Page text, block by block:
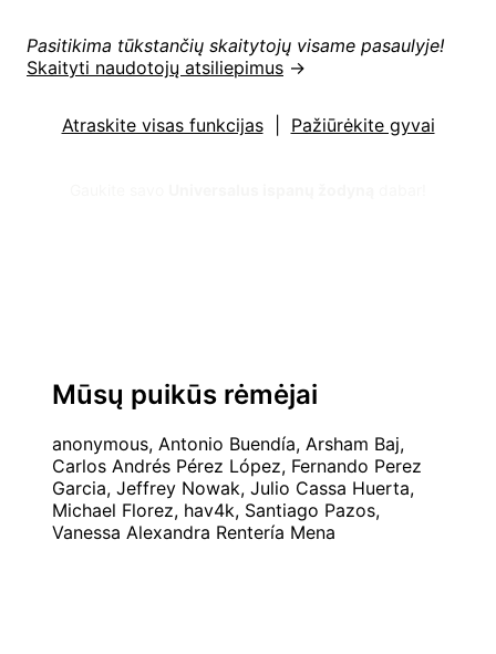
Pasitikima tūkstančių skaitytojų visame pasaulyje!
Skaityti naudotojų atsiliepimus →
Atraskite visas funkcijas| Pažiūrėkite gyvai
Mūsų puikūs rėmėjai
anonymous, Antonio Buendía, Arsham Baj,
Carlos Andrés Pérez López, Fernando Perez
Garcia, Jeffrey Nowak, Julio Cassa Huerta,
Michael Florez, hav4k, Santiago Pazos,
Vanessa Alexandra Rentería Mena